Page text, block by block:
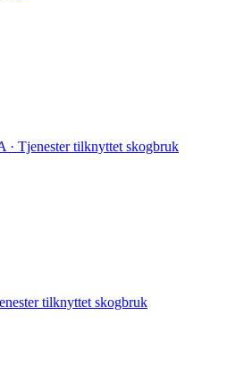
· Tjenester tilknyttet skogbruk
tilknyttet skogbruk